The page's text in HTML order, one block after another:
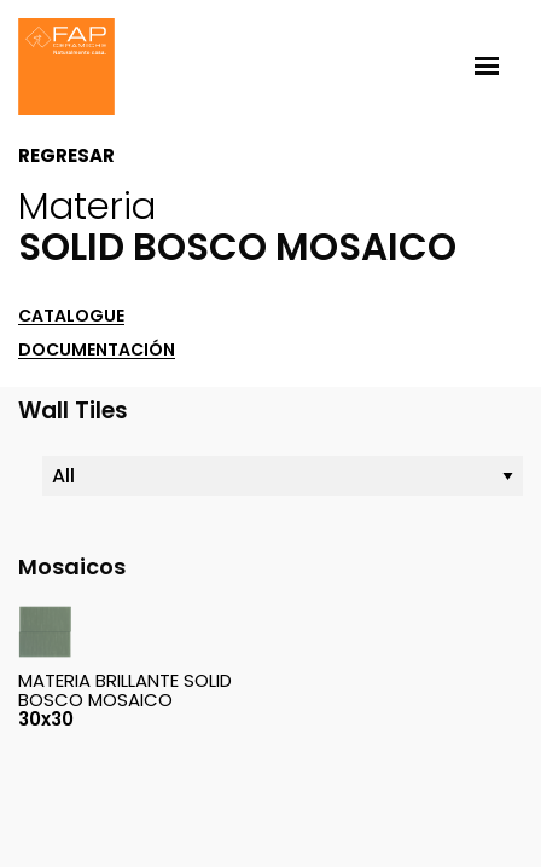
REGRESAR
Materia
SOLID BOSCO MOSAICO
CATALOGUE
DOCUMENTACIÓN
Wall Tiles
Mosaicos
MATERIA BRILLANTE SOLID
BOSCO MOSAICO
30x30